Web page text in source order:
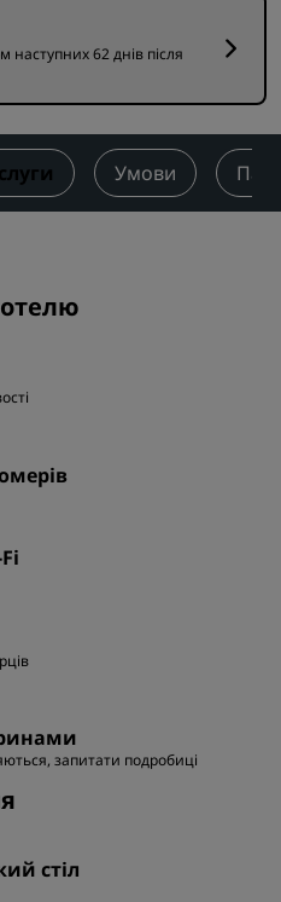
62 днів після
Умови
запитати подробиці
стіл